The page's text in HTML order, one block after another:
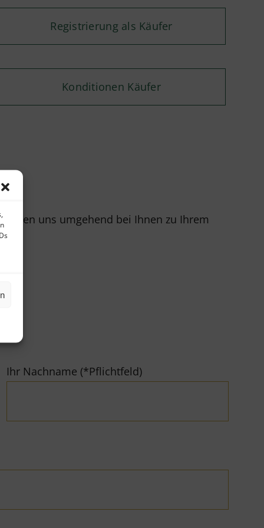
Registrierung als Käufer
Konditionen Käufer
uns umgehend bei Ihnen zu Ihrem
Ihr Nachname (*Pflichtfeld)